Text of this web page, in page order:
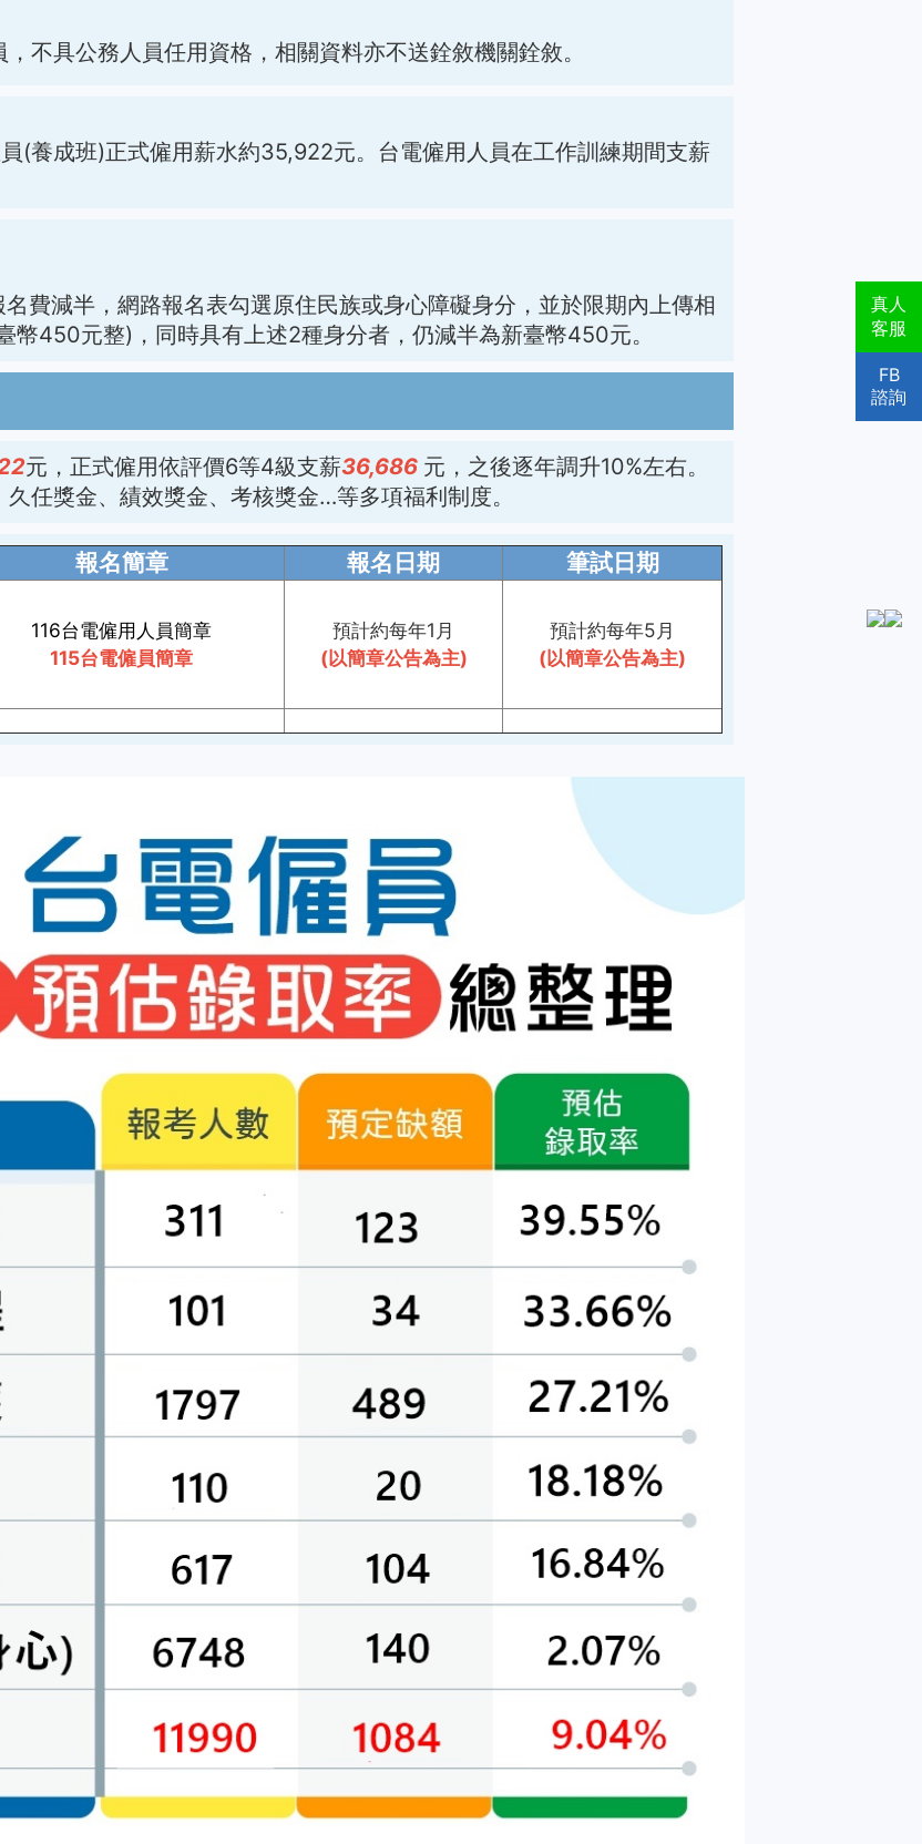
真人
客服
FB
諮詢
不具公務人員任用資格，相關資料亦不送銓敘機關銓敘。
(養成班)正式僱用薪水約35,922元。台電僱用人員在工作訓練期間支薪
費減半，網路報名表勾選原住民族或身心障礙身分，並於限期內上傳相
幣450元整)，同時具有上述2種身分者，仍減半為新臺幣450元。
元，正式僱用依評價6等4級支薪36,686 元，之後逐年調升10%左右。
任獎金、績效獎金、考核獎金…等多項福利制度。
報名簡章 報名日期 筆試日期
116台電僱用人員簡章
115台電僱員簡章
預計約每年1月
(以簡章公告為主)
預計約每年5月
(以簡章公告為主)